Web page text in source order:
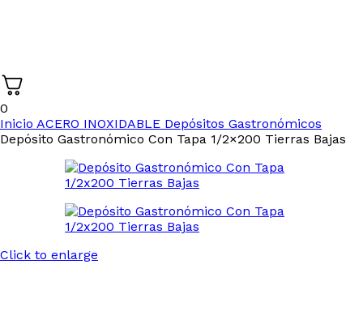
0
Inicio ACERO INOXIDABLE Depósitos Gastronómicos
Depósito Gastronómico Con Tapa 1/2×200 Tierras Bajas
Click to enlarge